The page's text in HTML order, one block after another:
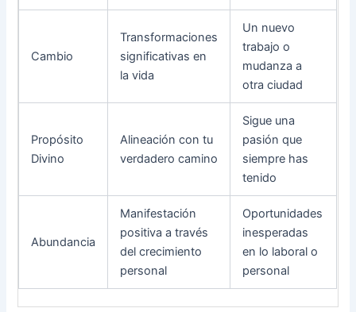
Cambio
Transformaciones
significativas en
la vida
Un nuevo
trabajo o
mudanza a
otra ciudad
Propósito
Divino
Alineación con tu
verdadero camino
Sigue una
pasión que
siempre has
tenido
Abundancia
Manifestación
positiva a través
del crecimiento
personal
Oportunidades
inesperadas
en lo laboral o
personal